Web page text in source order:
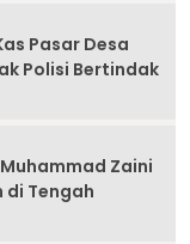
Pasar Desa
Polisi Bertindak
Zaini
di Tengah